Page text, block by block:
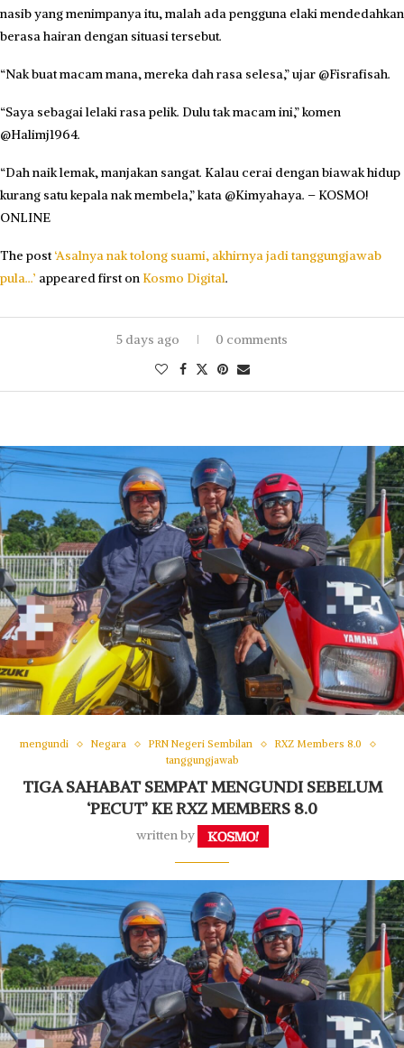
nasib yang menimpanya itu, malah ada pengguna elaki mendedahkan
berasa hairan dengan situasi tersebut.
“Nak buat macam mana, mereka dah rasa selesa,” ujar @Fisrafisah.
“Saya sebagai lelaki rasa pelik. Dulu tak macam ini,” komen
@Halimj1964.
“Dah naik lemak, manjakan sangat. Kalau cerai dengan biawak hidup
kurang satu kepala nak membela,” kata @Kimyahaya. – KOSMO!
ONLINE
The post‘Asalnya nak tolong suami, akhirnya jadi tanggungjawab
pula…’ appeared first on Kosmo Digital.
5 days ago 0 comments
mengundi Negara PRN Negeri Sembilan
RXZ Members 8.0
tanggungjawab
TIGA SAHABAT SEMPAT MENGUNDI SEBELUM
‘PECUT’ KE RXZ MEMBERS 8.0
written by